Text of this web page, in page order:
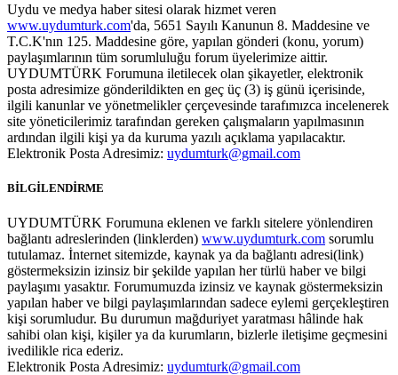
Uydu ve medya haber sitesi olarak hizmet veren
www.uydumturk.com'da, 5651 Sayılı Kanunun 8. Maddesine ve
T.C.K'nın 125. Maddesine göre, yapılan gönderi (konu, yorum)
paylaşımlarının tüm sorumluluğu forum üyelerimize aittir.
UYDUMTÜRK Forumuna iletilecek olan şikayetler, elektronik
posta adresimize gönderildikten en geç üç (3) iş günü içerisinde,
ilgili kanunlar ve yönetmelikler çerçevesinde tarafımızca incelenerek
site yöneticilerimiz tarafından gereken çalışmaların yapılmasının
ardından ilgili kişi ya da kuruma yazılı açıklama yapılacaktır.
Elektronik Posta Adresimiz: uydumturk@gmail.com
BİLGİLENDİRME
UYDUMTÜRK Forumuna eklenen ve farklı sitelere yönlendiren
bağlantı adreslerinden (linklerden) www.uydumturk.com sorumlu
tutulamaz. İnternet sitemizde, kaynak ya da bağlantı adresi(link)
göstermeksizin izinsiz bir şekilde yapılan her türlü haber ve bilgi
paylaşımı yasaktır. Forumumuzda izinsiz ve kaynak göstermeksizin
yapılan haber ve bilgi paylaşımlarından sadece eylemi gerçekleştiren
kişi sorumludur. Bu durumun mağduriyet yaratması hâlinde hak
sahibi olan kişi, kişiler ya da kurumların, bizlerle iletişime geçmesini
ivedilikle rica ederiz.
Elektronik Posta Adresimiz: uydumturk@gmail.com